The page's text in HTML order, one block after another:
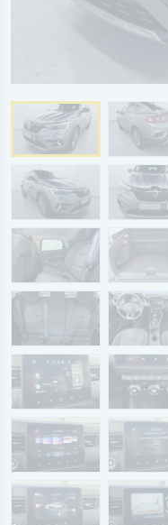
Dacia
SERVICE
AutoAbo
Probefahrt
Ankauf
Teile &
Renault
Dacia